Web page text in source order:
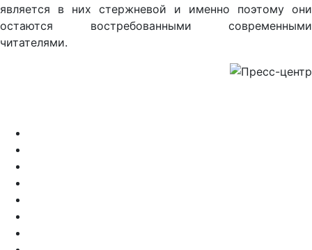
является в них стержневой и именно поэтому они
остаются востребованными современными
читателями.